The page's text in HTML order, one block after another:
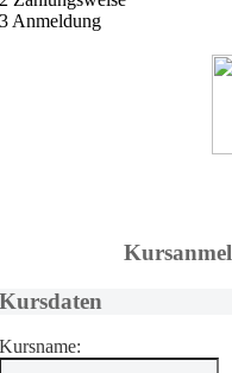
3 Anmeldung
Kursdaten
Kursname: